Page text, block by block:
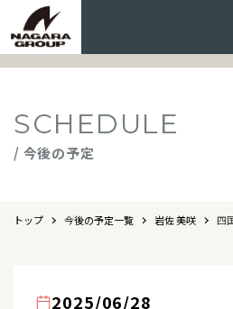
SCHEDULE
/ 今後の予定
トップ 今後の予定一覧 岩佐 美咲 四
2025/06/28